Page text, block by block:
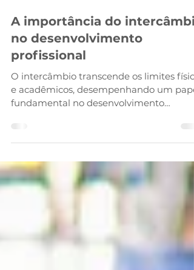
22 de jan. de 2024 2 min de leitura
A importância do
no desenvolvimento
profissional
O intercâmbio transcende os limites
profissional e pessoal.